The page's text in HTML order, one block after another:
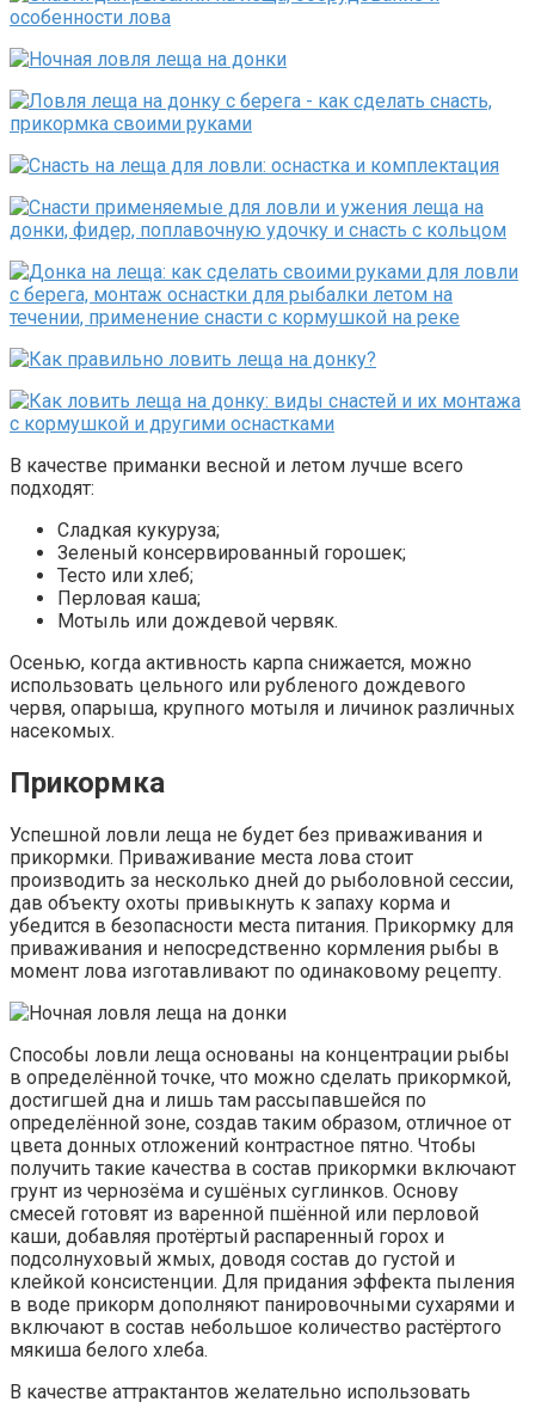
В качестве приманки весной и летом лучше всего
подходят:
Сладкая кукуруза;
Зеленый консервированный горошек;
Тесто или хлеб;
Перловая каша;
Мотыль или дождевой червяк.
Осенью, когда активность карпа снижается, можно
использовать цельного или рубленого дождевого
червя, опарыша, крупного мотыля и личинок различных
насекомых.
Прикормка
Успешной ловли леща не будет без приваживания и
прикормки. Приваживание места лова стоит
производить за несколько дней до рыболовной сессии,
дав объекту охоты привыкнуть к запаху корма и
убедится в безопасности места питания. Прикормку для
приваживания и непосредственно кормления рыбы в
момент лова изготавливают по одинаковому рецепту.
Способы ловли леща основаны на концентрации рыбы
в определённой точке, что можно сделать прикормкой,
достигшей дна и лишь там рассыпавшейся по
определённой зоне, создав таким образом, отличное от
цвета донных отложений контрастное пятно. Чтобы
получить такие качества в состав прикормки включают
грунт из чернозёма и сушёных суглинков. Основу
смесей готовят из варенной пшённой или перловой
каши, добавляя протёртый распаренный горох и
подсолнуховый жмых, доводя состав до густой и
клейкой консистенции. Для придания эффекта пыления
в воде прикорм дополняют панировочными сухарями и
включают в состав небольшое количество растёртого
мякиша белого хлеба.
В качестве аттрактантов желательно использовать